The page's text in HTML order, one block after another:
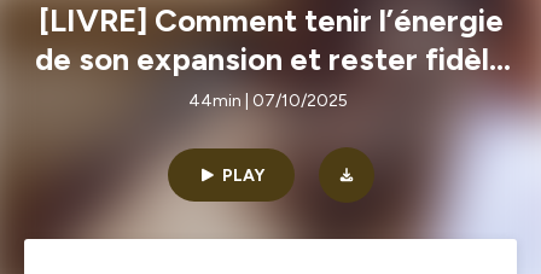
[LIVRE] Comment tenir l’énergie
de son expansion et rester fidèle
à sa vérité — par Ombeline
44min | 07/10/2025
PLAY